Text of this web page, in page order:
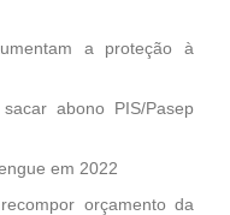
a proteção à
abono PIS/Pasep
em 2022
orçamento da